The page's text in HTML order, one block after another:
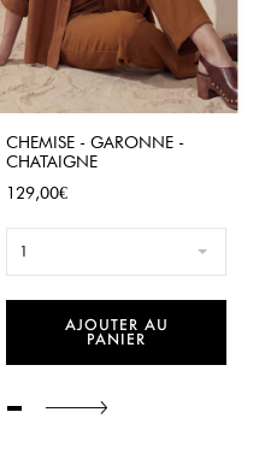
CHEMISE - GARONNE -
CHATAIGNE
Prix
129,00€
1
AJOUTER AU
PANIER